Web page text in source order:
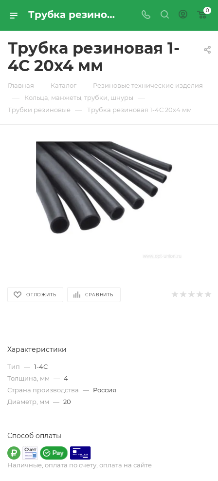
Трубка резиновая 1-4С 20х4 мм - купить по цене производителя с доставкой по Москве и России | ПРОМРЕСУРССЕРВИС 0
Трубка резиновая 1-
4С 20х4 мм
Главная — Каталог — Резиновые технические изделия
— Кольца, манжеты, трубки, шнуры —
Трубки резиновые — Трубка резиновая 1-4С 20х4 мм
ОТЛОЖИТЬ СРАВНИТЬ
Характеристики
Тип — 1-4С
Толщина, мм — 4
Страна производства — Россия
Диаметр, мм — 20
Способ оплаты
Наличные, оплата по счету, оплата на сайте